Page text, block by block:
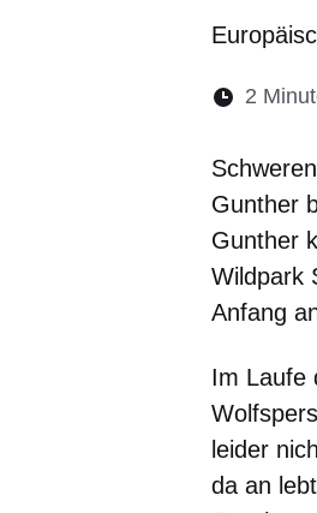
2
Gunther
Gunther
Wildpark
Anfang
Im Laufe
leider
da an